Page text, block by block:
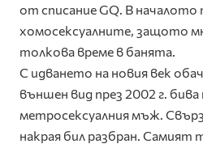
от списание GQ. В
хомосексуалните, защото
толкова време в банята.
С идването на новия век
външен вид през 2002 г.
метросексуалния мъж.
накрая бил разбран.